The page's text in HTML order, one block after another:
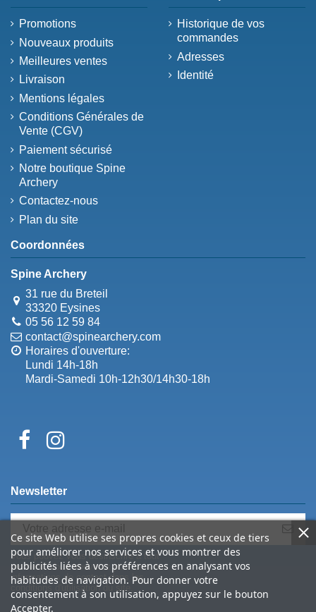
Promotions
Nouveaux produits
Meilleures ventes
Livraison
Mentions légales
Conditions Générales de
Vente (CGV)
Paiement sécurisé
Notre boutique Spine
Archery
Contactez-nous
Plan du site
Historique de vos
commandes
Adresses
Identité
Coordonnées
Spine Archery
31 rue du Breteil
33320 Eysines
05 56 12 59 84
contact@spinearchery.com
Horaires d'ouverture:
Lundi 14h-18h
Mardi-Samedi 10h-12h30/14h30-18h
Ce site Web utilise ses propres cookies et ceux de tiers
pour améliorer nos services et vous montrer des
publicités liées à vos préférences en analysant vos
habitudes de navigation. Pour donner votre
consentement à son utilisation, appuyez sur le bouton
Accepter.
Newsletter
Vous pouvez vous désinscrire à tout
moment. Vous trouverez pour cela nos
informations de contact dans les
conditions d'utilisation du site.